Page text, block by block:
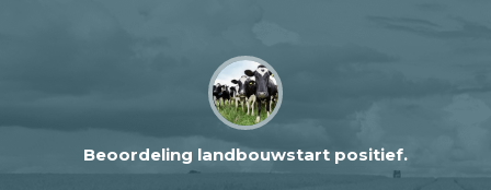
Beoordeling landbouwstart positief.